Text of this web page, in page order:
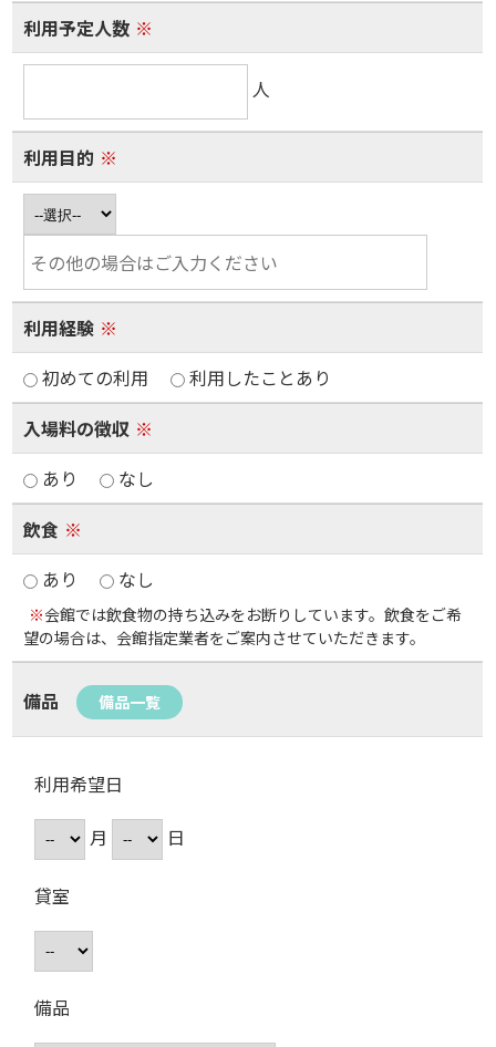
利用予定人数 ※
人
利用目的 ※
利用経験 ※
初めての利用
利用したことあり
入場料の徴収 ※
あり
なし
飲食 ※
あり
なし
※会館では飲食物の持ち込みをお断りしています。飲食をご希
望の場合は、会館指定業者をご案内させていただきます。
備品 備品一覧
利用希望日
月
日
貸室
備品